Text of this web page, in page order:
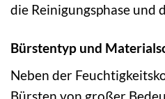
die Reinigungsphase und
Bürstentyp und
Neben der